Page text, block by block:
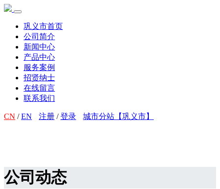
巩义市首页
公司简介
新闻中心
产品中心
服务案例
招贤纳士
在线留言
联系我们
CN /EN 注册 /登录 城市分站【巩义市】
公司动态